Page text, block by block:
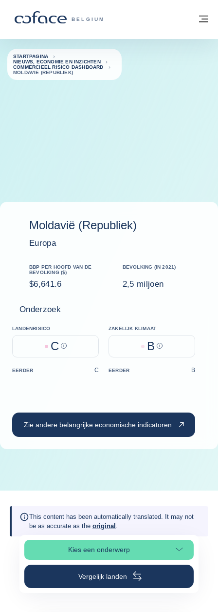
COFACE, FOR TRADE - GROEP
BELGIUM
Terug naar startpagina
STARTPAGINA
NIEUWS, ECONOMIE EN INZICHTEN
COMMERCIEEL RISICO DASHBOARD
MOLDAVIË (REPUBLIEK)
Moldavië (Republiek)
Europa
BBP PER HOOFD VAN DE
BEVOLKING ($)
$6,641.6
BEVOLKING (IN 2021)
2,5 miljoen
Onderzoek
LANDENRISICO
C Help
ZAKELIJK KLIMAAT
B Help
EERDER C EERDER B
Zie andere belangrijke economische indicatoren
This content has been automatically translated. It may not
be as accurate as the original .
Kies een onderwerp
Selecteer paginasectie
Vergelijk landen